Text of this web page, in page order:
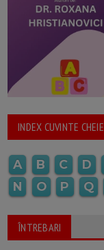
INDEX CUVINTE CHEIE
A B C D
N
O P Q
ÎNTREBARI